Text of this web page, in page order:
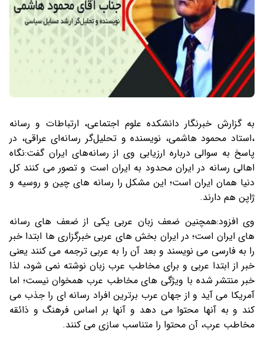
به گزارش خبرنگار دانشکده علوم اجتماعی، ارتباطات و رسانه
،استاد محمود هاشمی، نویسنده و تحلیل‌گر رسانه‌ای عراقی، در
پاسخ به سوالی درباره ارزیابی وی از رسانه‌های ایران گفت:نگاه
اهالی رسانه در ایران محدود به ایران است و تصور می کنند کل
دنیا همان ایران است؛ این مشکل را رسانه های چین و روسیه و
ژاپن هم دارند.
وی افزود:همچنین ضعف زبان عربی یکی از ضعف های رسانه
های ایران است؛ در ایران بخش های عربی خبرگزاری ها ابتدا خبر
را به فارسی می نویسند و بعد آن را به عربی ترجمه می کنند یعنی
خبر از ابتدا عربی و برای مخاطب عرب زبان نوشته نمی شود، لذا
خبر منتشر شده با ویژگی های مخاطب عرب همخوان نیست؛ اما
آمریکا می آید و از جهان عرب برترین افراد رسانه ای را جذب می
کند و به آنها محتوا می دهد و آنها بر اساس فرهنگ و ذائقه
مخاطب عرب، آن محتوا را متناسب سازی می کنند.